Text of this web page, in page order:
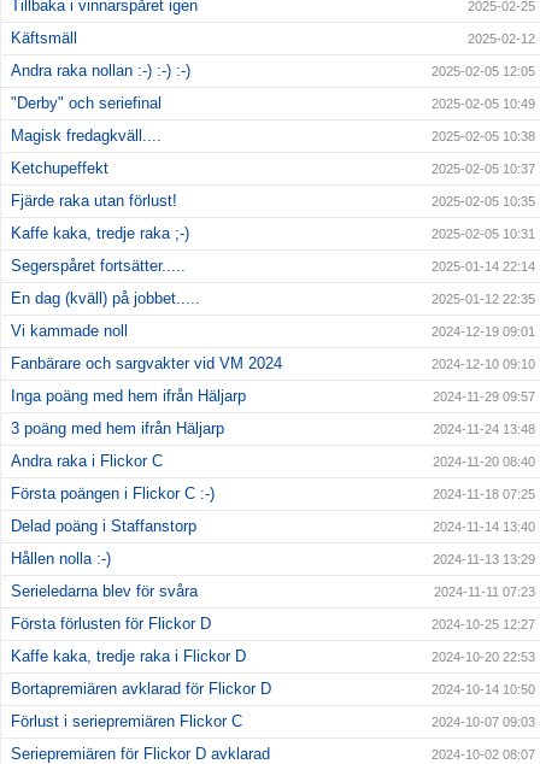
Tillbaka i vinnarspåret igen 2025-02-25
Käftsmäll 2025-02-12
Andra raka nollan :-) :-) :-) 2025-02-05 12:05
"Derby" och seriefinal 2025-02-05 10:49
Magisk fredagkväll.... 2025-02-05 10:38
Ketchupeffekt 2025-02-05 10:37
Fjärde raka utan förlust! 2025-02-05 10:35
Kaffe kaka, tredje raka ;-) 2025-02-05 10:31
Segerspåret fortsätter..... 2025-01-14 22:14
En dag (kväll) på jobbet..... 2025-01-12 22:35
Vi kammade noll 2024-12-19 09:01
Fanbärare och sargvakter vid VM 2024 2024-12-10 09:10
Inga poäng med hem ifrån Häljarp 2024-11-29 09:57
3 poäng med hem ifrån Häljarp 2024-11-24 13:48
Andra raka i Flickor C 2024-11-20 08:40
Första poängen i Flickor C :-) 2024-11-18 07:25
Delad poäng i Staffanstorp 2024-11-14 13:40
Hållen nolla :-) 2024-11-13 13:29
Serieledarna blev för svåra 2024-11-11 07:23
Första förlusten för Flickor D 2024-10-25 12:27
Kaffe kaka, tredje raka i Flickor D 2024-10-20 22:53
Bortapremiären avklarad för Flickor D 2024-10-14 10:50
Förlust i seriepremiären Flickor C 2024-10-07 09:03
Seriepremiären för Flickor D avklarad 2024-10-02 08:07